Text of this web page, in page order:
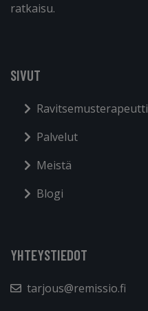
ratkaisu.
SIVUT
Ravitsemusterapeutti
Palvelut
Meistä
Blogi
YHTEYSTIEDOT
tarjous@remissio.fi